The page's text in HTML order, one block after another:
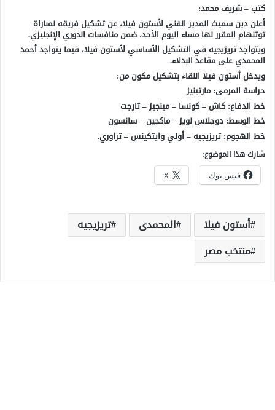
كتب – شريف محمد:
أعلن دين سميث المدير الفني لأستون فيلا، عن تشكيل فريقه لمباراة
توتنهام المقرر لها مساء اليوم الأحد، ضمن منافسات الدوري الإنجليزي.
ويتواجد تريزيجيه في التشكيل الأساسي لأستون فيلا، فيما يتواجد أحمد
المحمدي على مقاعد البدلاء.
ويدخل أستون فيلا اللقاء بتشكيل مكون من:
حراسة المرمى: مارتينيز
خط الدفاع: كاش – كونسا – مينجيز – تارجت
خط الوسط: دوجلاس لويز – ماكجين – سانسون
خط الهجوم: تريزيجيه – أولي وايتكينس – تراوري.
شارك هذا الموضوع:
فيس بوك X
أستون فيلا المحمدى
تريزيجيه
منتخب مصر